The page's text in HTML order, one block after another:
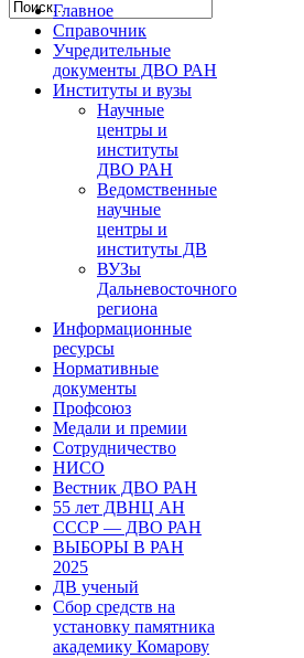
Главное
Справочник
Учредительные
документы ДВО РАН
Институты и вузы
Научные
центры и
институты
ДВО РАН
Ведомственные
научные
центры и
институты ДВ
ВУЗы
Дальневосточного
региона
Информационные
ресурсы
Нормативные
документы
Профсоюз
Медали и премии
Сотрудничество
НИСО
Вестник ДВО РАН
55 лет ДВНЦ АН
СССР — ДВО РАН
ВЫБОРЫ В РАН
2025
ДВ ученый
Сбор средств на
установку памятника
академику Комарову